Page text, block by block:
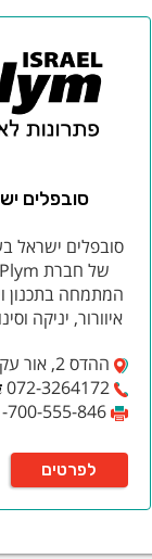
וחומרי ניקוי
-
גדולות וקטנות
במיגוון שימושים
צבע, וכו'.RGN-8011 - מסיר וממיס שומנים, דלק ומזוט
אטמים. ניתן
סובפלים
סובפלים ישראל
המתמחה בתכנון
איוורור, יניקה
ההדס 2, אור עקיבא
072-3264172
700-555-846
לפרטים